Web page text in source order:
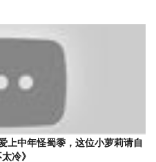
上中年怪蜀黍，这位小萝莉请自
冷》